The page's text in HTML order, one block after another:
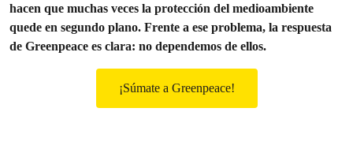
hacen que muchas veces la protección del medioambiente
quede en segundo plano. Frente a ese problema, la respuesta
de Greenpeace es clara: no dependemos de ellos.
¡Súmate a Greenpeace!